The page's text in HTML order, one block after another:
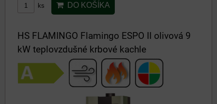
ks DO KOŠÍKA
HS FLAMINGO Flamingo ESPO II olivová 9
kW teplovzdušné krbové kachle